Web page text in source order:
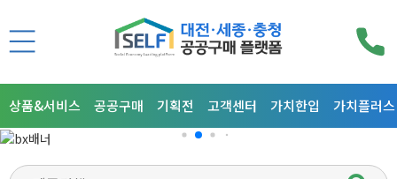
상품&서비스 공공구매 기획전 고객센터 가치한입 가치플러스